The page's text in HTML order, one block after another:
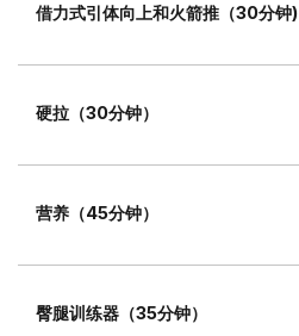
借力式引体向上和火箭推（30分钟)
硬拉（30分钟）
营养（45分钟）
臀腿训练器（35分钟）